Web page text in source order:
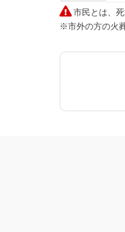
市民とは、
※市外の方の火